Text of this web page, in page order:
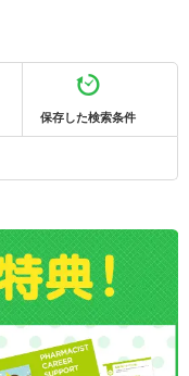
保存した検索条件